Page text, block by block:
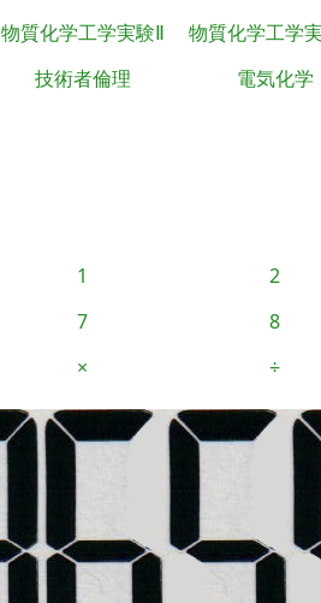
物質化学工学実験Ⅱ
物質化学工学
技術者倫理 電気化学
1
2
7
8
× ÷